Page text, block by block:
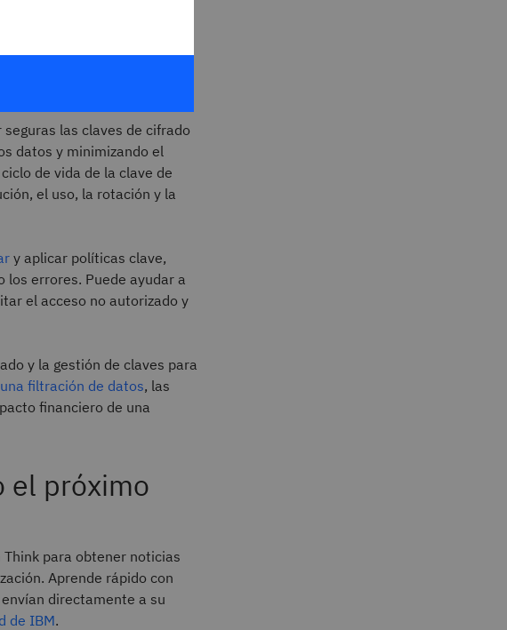
incluso los usuarios
datos.
las claves de cifrado
datos y minimizando el
de vida de la clave de
el uso, la rotación y la
y aplicar políticas clave,
los errores. Puede ayudar a
el acceso no autorizado y
y la gestión de claves para
filtración de datos, las
financiero de una
el próximo
para obtener noticias
Aprende rápido con
directamente a su
de IBM.